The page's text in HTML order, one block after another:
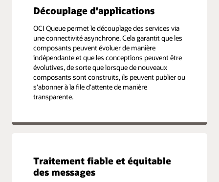
Découplage d'applications
OCI Queue permet le découplage des services via
une connectivité asynchrone. Cela garantit que les
composants peuvent évoluer de manière
indépendante et que les conceptions peuvent être
évolutives, de sorte que lorsque de nouveaux
composants sont construits, ils peuvent publier ou
s'abonner à la file d'attente de manière
transparente.
Traitement fiable et équitable
des messages